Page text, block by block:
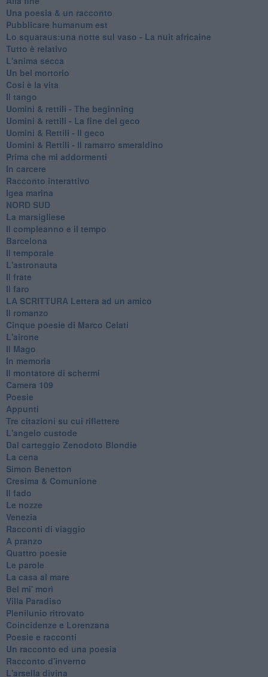
Una poesia & un racconto
Pubblicare humanum est
Lo squaraus:una notte sul vaso - La nuit africaine
Tutto è relativo
L'anima secca
Un bel mortorio
Cosi è la vita
Il tango
​Uomini & rettili - The beginning
​Uomini & rettili - La fine del geco
Uomini & Rettili - Il geco
Uomini & Rettili - Il ramarro smeraldino
Prima che mi addormenti
In carcere
Racconto interattivo
Igea marina
​NORD SUD
La marsigliese
Il compleanno e il tempo
Barcelona
Il temporale
L'astronauta
Il frate
Il faro
​LA SCRITTURA Lettera ad un amico
Il romanzo
Cinque poesie di Marco Celati
L'airone
Il Mago
In memoria
Il montatore di schermi
Camera 109
Poesie
Appunti
Tre citazioni su cui riflettere
L'angelo custode
Dal carteggio Zenodoto Blondie
La cena
Simon Benetton
Cresima & Comunione
Il fado
Le nozze
Venezia
Racconti di viaggio
A pranzo
Quattro poesie
Le parole
La casa al mare
Bel mi' morì
Villa Paradiso
Plenilunio ritrovato
Coincidenze e Lorenzana
Poesie e racconti
Un racconto ed una poesia
Racconto d'inverno
​L'arsella divina